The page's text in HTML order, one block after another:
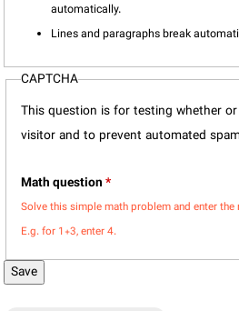
automatically.
Lines and paragraphs break
CAPTCHA
This question is for testing whether
visitor and to prevent automated
Math question*
Solve this simple math problem and enter the
E.g. for 1+3, enter 4.